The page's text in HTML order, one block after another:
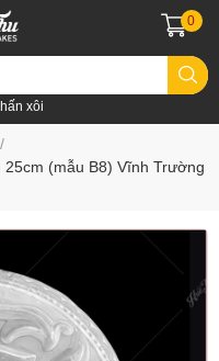
xôi
0
/
(mẫu B8) Vĩnh Trường